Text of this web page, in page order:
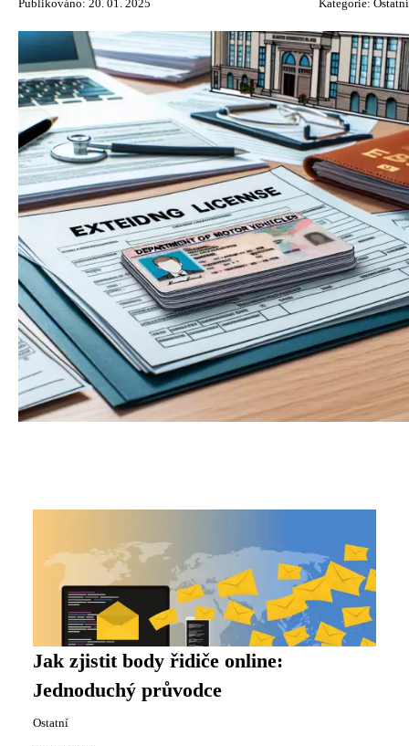
Publikováno: 20. 01. 2025 Kategorie: Ostatní
Jak zjistit body řidiče online:
Jednoduchý průvodce
Ostatní